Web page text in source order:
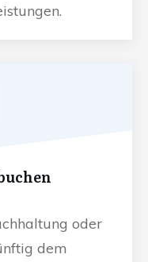
oder
dem